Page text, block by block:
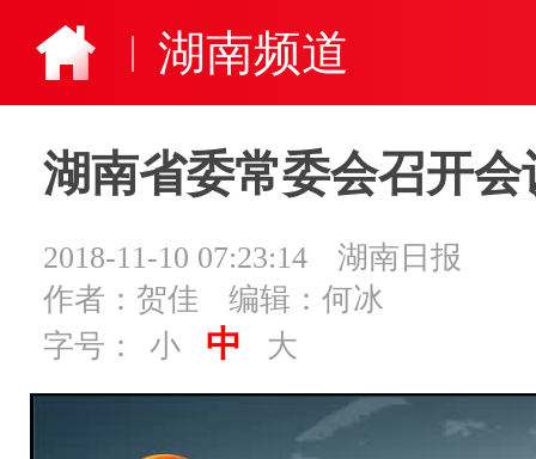
湖南频道
湖南省委常委会召开
2018-11-10 07:23:14
湖南日报
作者：贺佳
编辑：何冰
字号：
小 中 大